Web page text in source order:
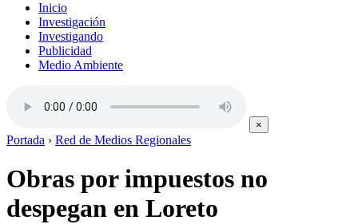
Inicio
Investigación
Investigando
Publicidad
Medio Ambiente
×
Portada › Red de Medios Regionales
Obras por impuestos no
despegan en Loreto